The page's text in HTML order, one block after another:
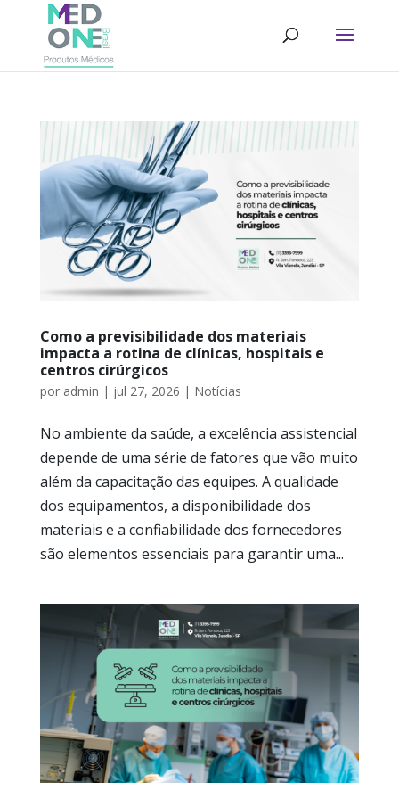
Como a previsibilidade dos materiais
impacta a rotina de clínicas, hospitais e
centros cirúrgicos
por admin | jul 27, 2026 | Notícias
No ambiente da saúde, a excelência assistencial
depende de uma série de fatores que vão muito
além da capacitação das equipes. A qualidade
dos equipamentos, a disponibilidade dos
materiais e a confiabilidade dos fornecedores
são elementos essenciais para garantir uma...